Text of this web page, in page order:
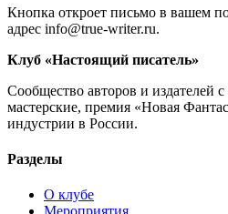
Кнопка откроет письмо в вашем
адрес info@true-writer.ru.
Клуб «Настоящий писатель»
Сообщество авторов и издателей с
мастерские, премия «Новая
индустрии в России.
Разделы
О клубе